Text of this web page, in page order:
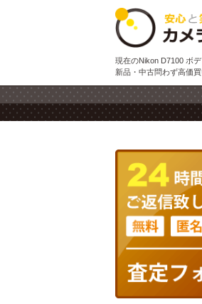
現在のNikon D7100 ボ
新品・中古問わず高価買